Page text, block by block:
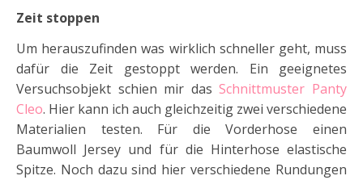
Zeit stoppen
Um herauszufinden was wirklich schneller geht, muss
dafür die Zeit gestoppt werden. Ein geeignetes
Versuchsobjekt schien mir das Schnittmuster Panty
Cleo. Hier kann ich auch gleichzeitig zwei verschiedene
Materialien testen. Für die Vorderhose einen
Baumwoll Jersey und für die Hinterhose elastische
Spitze. Noch dazu sind hier verschiedene Rundungen